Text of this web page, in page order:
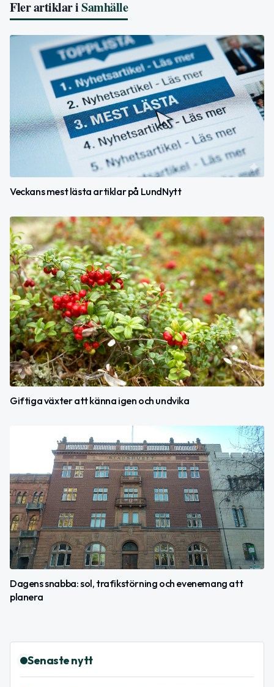
Fler artiklar iSamhälle
Veckans mest lästa artiklar på LundNytt
Giftiga växter att känna igen och undvika
Dagens snabba: sol, trafikstörning och evenemang att
planera
Senaste nytt